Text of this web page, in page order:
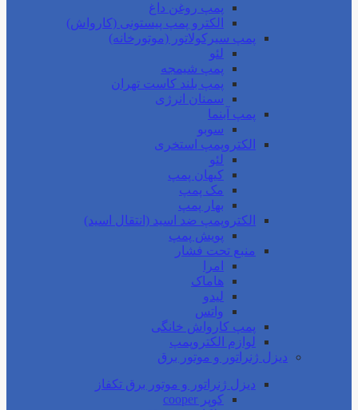
پمپ روغن داغ
الکترو پمپ پیستونی (کارواش)
پمپ سیرکولاتور (موتورخانه)
لئو
پمپ شیمجه
پمپ بلند کاست تهران
سمنان انرژی
پمپ آبنما
سوبو
الکتروپمپ استخری
لئو
کیهان پمپ
مک پمپ
بهار پمپ
الکتروپمپ ضد اسید (انتقال اسید)
پویش پمپ
منبع تحت فشار
امرا
هاماک
لیدو
واتس
پمپ کارواش خانگی
لوازم الکتروپمپ
دیزل ژنراتور و موتور برق
دیزل ژنراتور و موتور برق تکفاز
کوپر cooper